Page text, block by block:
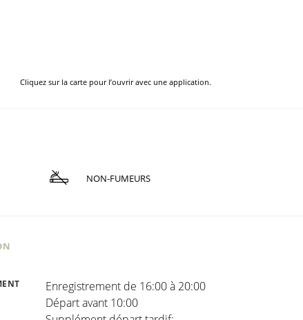
Cliquez sur la carte pour l’ouvrir avec une application.
NON-FUMEURS
Enregistrement de 16:00 à 20:00
Départ avant 10:00